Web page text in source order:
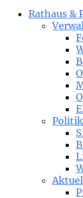
Rathaus &
Politik